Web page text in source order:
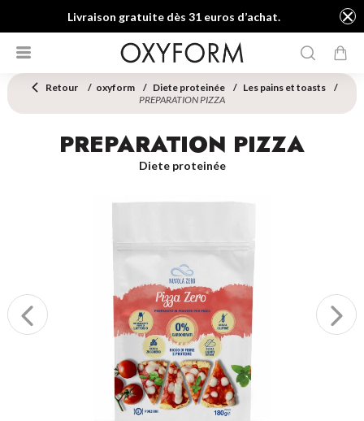
Livraison gratuite dès 31 euros d’achat.
Retour oxyform Diete proteinée
Les pains et toasts
PREPARATION PIZZA
PREPARATION PIZZA
Diete proteinée